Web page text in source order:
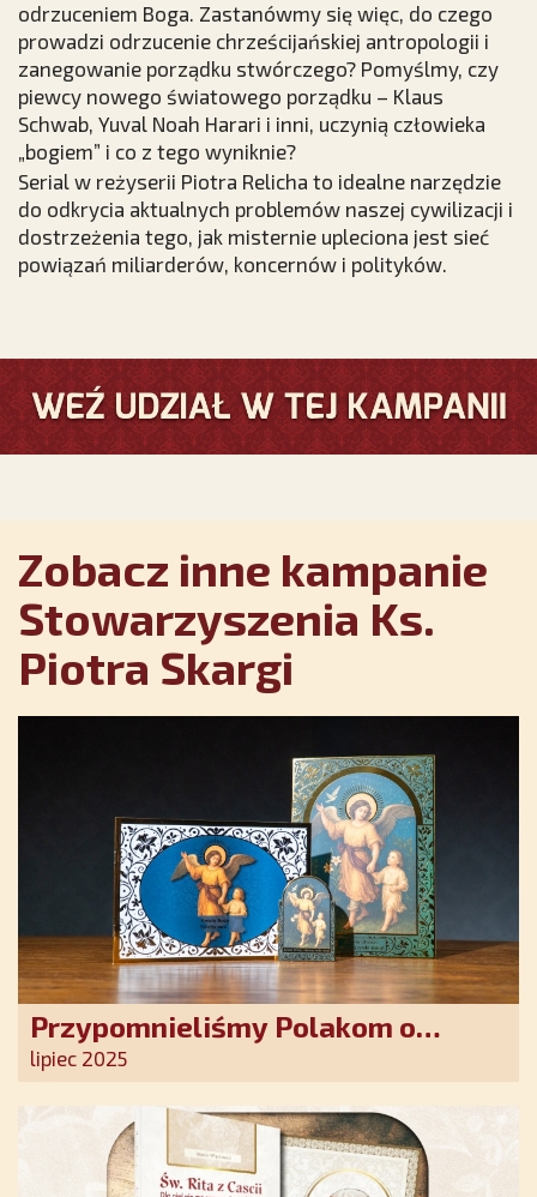
odrzuceniem Boga. Zastanówmy się więc, do czego
prowadzi odrzucenie chrześcijańskiej antropologii i
zanegowanie porządku stwórczego? Pomyślmy, czy
piewcy nowego światowego porządku – Klaus
Schwab, Yuval Noah Harari i inni, uczynią człowieka
„bogiem” i co z tego wyniknie?
Serial w reżyserii Piotra Relicha to idealne narzędzie
do odkrycia aktualnych problemów naszej cywilizacji i
dostrzeżenia tego, jak misternie upleciona jest sieć
powiązań miliarderów, koncernów i polityków.
Zobacz inne kampanie
Stowarzyszenia Ks.
Piotra Skargi
Przypomnieliśmy Polakom o
obecności Anioła Stróża!
lipiec 2025